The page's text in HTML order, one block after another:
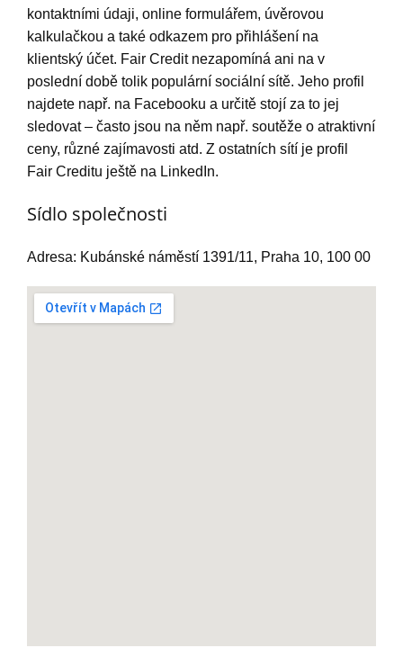
kontaktními údaji, online formulářem, úvěrovou
kalkulačkou a také odkazem pro přihlášení na
klientský účet. Fair Credit nezapomíná ani na v
poslední době tolik populární sociální sítě. Jeho profil
najdete např. na Facebooku a určitě stojí za to jej
sledovat – často jsou na něm např. soutěže o atraktivní
ceny, různé zajímavosti atd. Z ostatních sítí je profil
Fair Creditu ještě na LinkedIn.
Sídlo společnosti
Adresa: Kubánské náměstí 1391/11, Praha 10, 100 00